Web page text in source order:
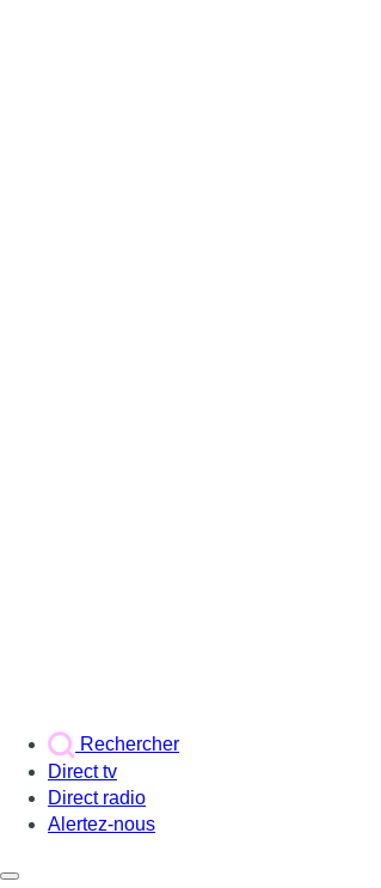
Rechercher
Direct tv
Direct radio
Alertez-nous